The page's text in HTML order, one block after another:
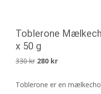
Toblerone
x 50 g
330kr Det
priset
280 krDet
priset
Toblerone er en